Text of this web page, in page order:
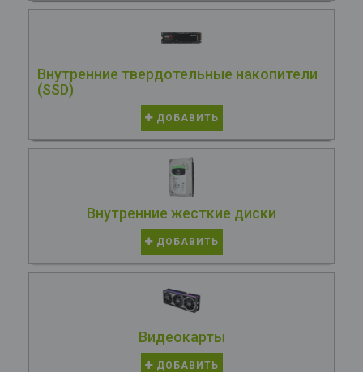
Внутренние твердотельные накопители
(SSD)
ДОБАВИТЬ
Внутренние жесткие диски
ДОБАВИТЬ
Видеокарты
ДОБАВИТЬ